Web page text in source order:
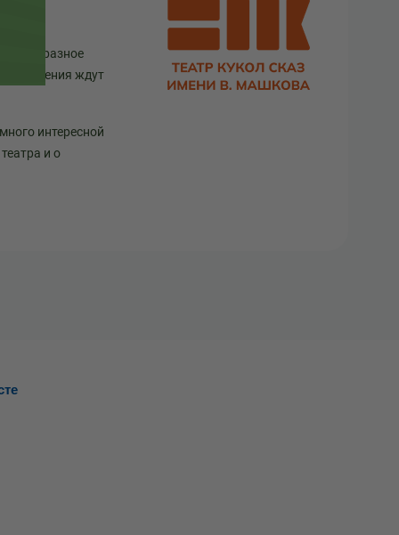
в разное
изменения ждут
интересной
и о